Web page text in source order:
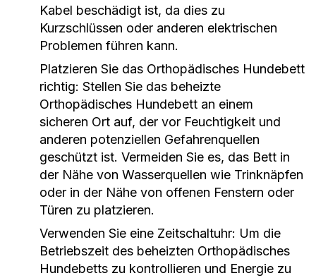
Kabel beschädigt ist, da dies zu
Kurzschlüssen oder anderen elektrischen
Problemen führen kann.
Platzieren Sie das Orthopädisches Hundebett
richtig: Stellen Sie das beheizte
Orthopädisches Hundebett an einem
sicheren Ort auf, der vor Feuchtigkeit und
anderen potenziellen Gefahrenquellen
geschützt ist. Vermeiden Sie es, das Bett in
der Nähe von Wasserquellen wie Trinknäpfen
oder in der Nähe von offenen Fenstern oder
Türen zu platzieren.
Verwenden Sie eine Zeitschaltuhr: Um die
Betriebszeit des beheizten Orthopädisches
Hundebetts zu kontrollieren und Energie zu